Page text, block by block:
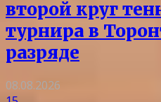
второй круг
турнира в
разряде
08.08.2026